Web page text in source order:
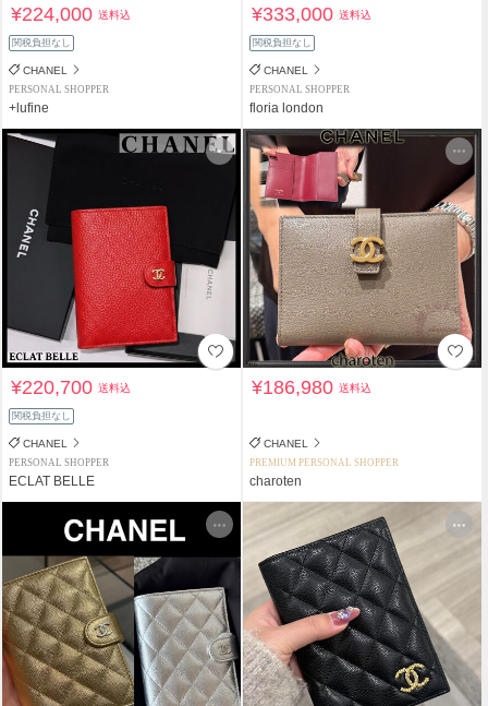
¥224,000送料込
関税負担なし
CHANEL
PERSONAL SHOPPER
+lufine
¥333,000送料込
関税負担なし
CHANEL
PERSONAL SHOPPER
floria london
¥220,700送料込
関税負担なし
CHANEL
PERSONAL SHOPPER
ECLAT BELLE
¥186,980送料込
CHANEL
PREMIUM PERSONAL SHOPPER
charoten